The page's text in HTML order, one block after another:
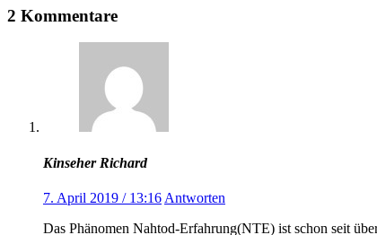
2 Kommentare
Kinseher Richard
7. April 2019 / 13:16 Antworten
Das Phänomen Nahtod-Erfahrung(NTE) ist schon seit